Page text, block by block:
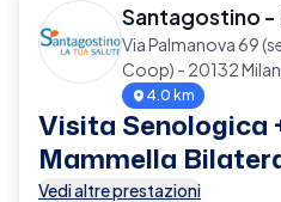
Santagostino -
Via Palmanova 69
Coop) - 20132
4.0 km
Visita Senologica
Mammella
Vedi altre prestazioni